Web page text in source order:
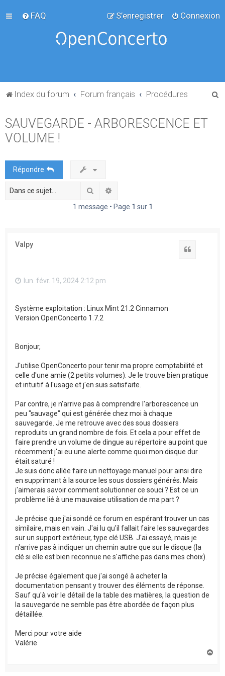
FAQ Connexion
S’enregistrer
Index du forum Forum français Procédures
SAUVEGARDE - ARBORESCENCE ET
VOLUME !
Répondre
Rechercher
1 message • Page 1 sur 1
Valpy
lun. févr. 19, 2024 2:12 pm
Système exploitation : Linux Mint 21.2 Cinnamon
Version OpenConcerto 1.7.2
Bonjour,
J'utilise OpenConcerto pour tenir ma propre comptabilité et
celle d'une amie (2 petits volumes). Je le trouve bien pratique
et intuitif à l'usage et j'en suis satisfaite.
Par contre, je n'arrive pas à comprendre l'arborescence un
peu "sauvage" qui est générée chez moi à chaque
sauvegarde. Je me retrouve avec des sous dossiers
reproduits un grand nombre de fois. Et cela a pour effet de
faire prendre un volume de dingue au répertoire au point que
récemment j'ai eu une alerte comme quoi mon disque dur
était saturé !
Je suis donc allée faire un nettoyage manuel pour ainsi dire
en supprimant à la source les sous dossiers générés. Mais
j'aimerais savoir comment solutionner ce souci ? Est ce un
problème lié à une mauvaise utilisation de ma part ?
Je précise que j'ai sondé ce forum en espérant trouver un cas
similaire, mais en vain. J'ai lu qu'il fallait faire les sauvegardes
sur un support extérieur, type clé USB. J'ai essayé, mais je
n'arrive pas à indiquer un chemin autre que sur le disque (la
clé si elle est bien reconnue ne s'affiche pas dans mes choix).
Je précise également que j'ai songé à acheter la
documentation pensant y trouver des éléments de réponse.
Sauf qu'à voir le détail de la table des matières, la question de
la sauvegarde ne semble pas être abordée de façon plus
détaillée.
Merci pour votre aide
Valérie